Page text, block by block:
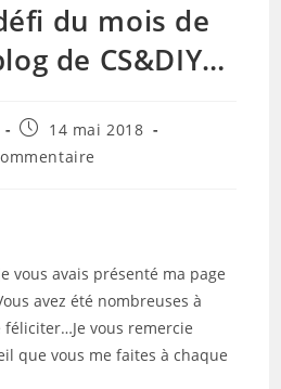
du mois de
de CS&DIY…
Publication
publiée :
14 mai 2018
vous avais présenté ma page
avez été nombreuses à
vous remercie
que vous me faites à chaque